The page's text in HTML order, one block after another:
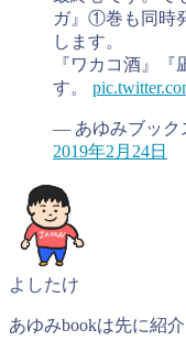
ガ』①巻も同時
します。
『ワカコ酒』
す。
— あゆみブック
2019年2月24日
よしたけ
あゆみbookは先に紹